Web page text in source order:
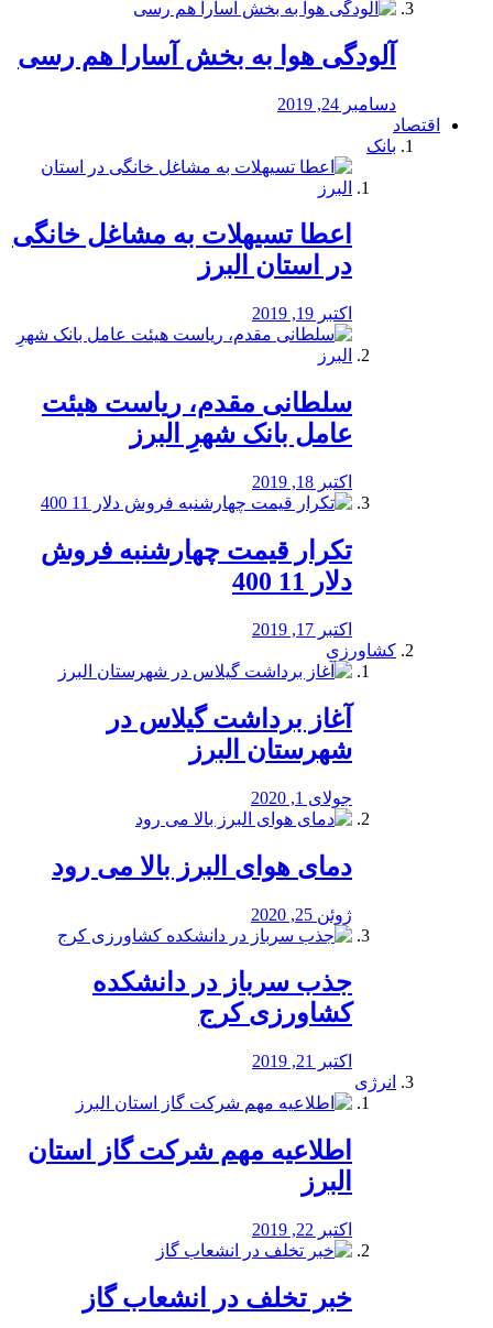
آلودگی هوا به بخش آسارا هم رسی
دسامبر 24, 2019
اقتصاد
بانک
️اعطا تسیهلات به مشاغل خانگی
در استان البرز
اکتبر 19, 2019
سلطانی مقدم، ریاست هیئت
عامل بانک شهرِ البرز
اکتبر 18, 2019
تکرار قیمت چهارشنبه فروش
دلار 11 400
اکتبر 17, 2019
کشاورزی
آغاز برداشت گیلاس در
شهرستان البرز
جولای 1, 2020
دمای هوای البرز بالا می رود
ژوئن 25, 2020
جذب سرباز در دانشکده
کشاورزی کرج
اکتبر 21, 2019
انرژی
️اطلاعیه مهم شرکت گاز استان
البرز
اکتبر 22, 2019
خبر تخلف در انشعاب گاز